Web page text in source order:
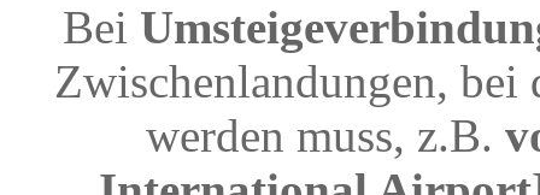
Bei
Zwischenlandungen, bei
werden muss, z.B.